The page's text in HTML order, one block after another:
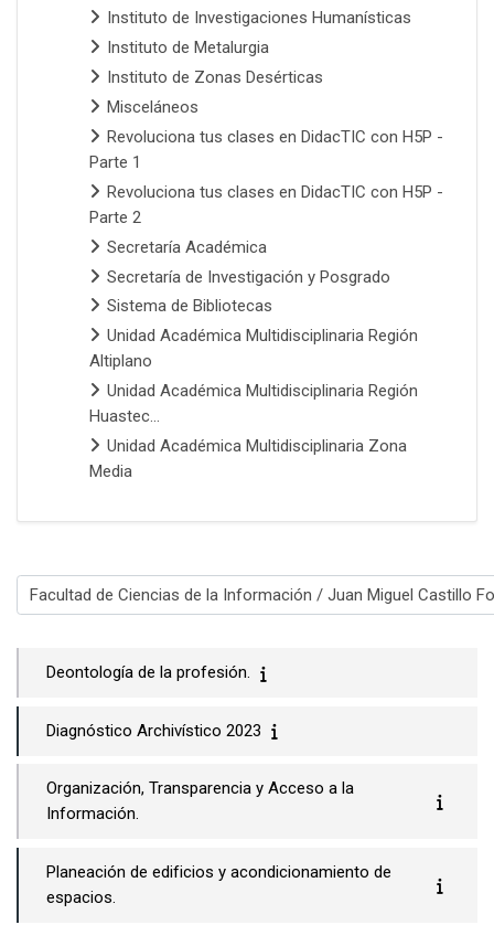
Categorías
Deontología de la profesión.
Diagnóstico Archivístico 2023
Organización, Transparencia y Acceso a la
Información.
Planeación de edificios y acondicionamiento de
espacios.
Instituto de Investigaciones Humanísticas
Instituto de Metalurgia
Instituto de Zonas Desérticas
Misceláneos
Revoluciona tus clases en DidacTIC con H5P -
Parte 1
Revoluciona tus clases en DidacTIC con H5P -
Parte 2
Secretaría Académica
Secretaría de Investigación y Posgrado
Sistema de Bibliotecas
Unidad Académica Multidisciplinaria Región
Altiplano
Unidad Académica Multidisciplinaria Región
Huastec...
Unidad Académica Multidisciplinaria Zona
Media